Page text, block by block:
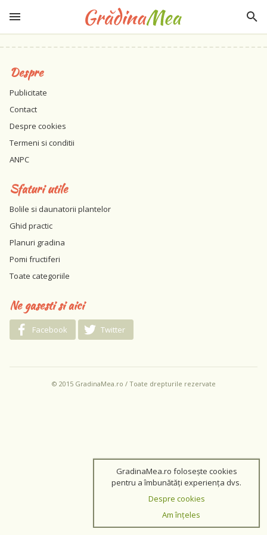
Despre
Publicitate
Contact
Despre cookies
Termeni si conditii
ANPC
Sfaturi utile
Bolile si daunatorii plantelor
Ghid practic
Planuri gradina
Pomi fructiferi
Toate categoriile
Ne gasesti si aici
Facebook Twitter
© 2015 GradinaMea.ro / Toate drepturile rezervate
GradinaMea.ro folosește cookies
pentru a îmbunătăți experiența dvs.
Despre cookies
Am înțeles